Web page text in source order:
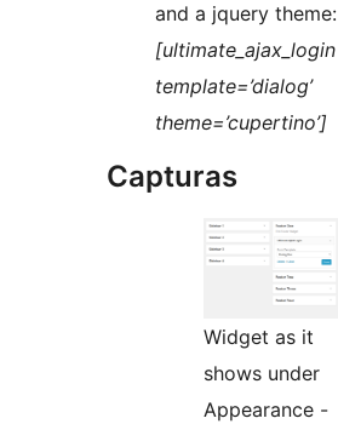
and a jquery theme:
[ultimate_ajax_login
template=’dialog’
theme=’cupertino’]
Capturas
Widget as it
shows under
Appearance -